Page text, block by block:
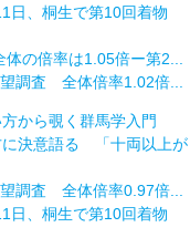
、桐生で第10回着物
の倍率は1.05倍ー第2...
調査 全体倍率1.02倍...
から覗く群馬学入門
決意語る 「十両以上が
調査 全体倍率0.97倍...
、桐生で第10回着物